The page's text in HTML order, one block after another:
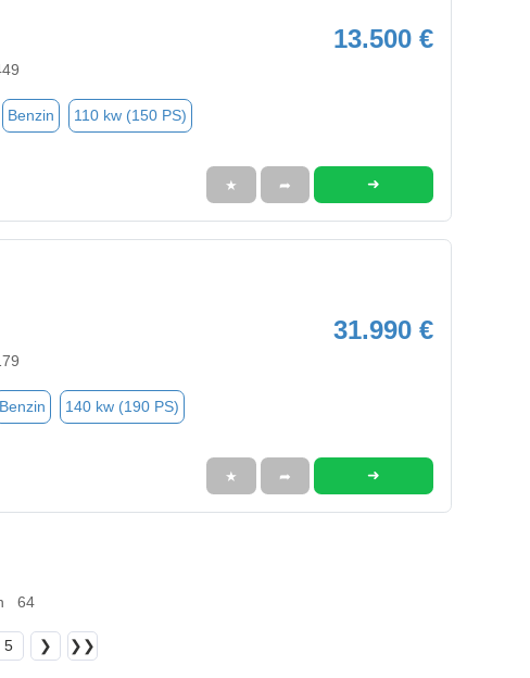
13.500 €
Benzin 110 kw (150 PS)
★ ➦ ➜
31.990 €
Benzin 140 kw (190 PS)
★ ➦ ➜
64
5 ❯ ❯❯